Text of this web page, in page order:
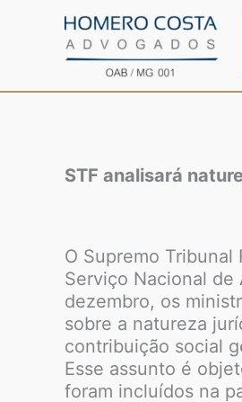
STF analisará
O Supremo
Serviço Nacional de
dezembro, os
sobre a natureza
contribuição social
Esse assunto é
foram incluídos na